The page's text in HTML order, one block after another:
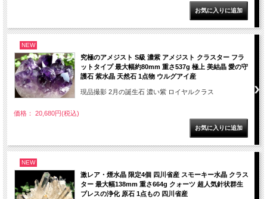
NEW
究極のアメジスト S級 濃紫 アメジスト クラスター フラ
ットタイプ 最大幅約80mm 重さ537g 極上 美結晶 愛の守
護石 紫水晶 天然石 1点物 ウルグアイ産
現品撮影 2月の誕生石 濃い紫 ロイヤルクラス
価格： 20,680円(税込)
NEW
激レア・煙水晶 限定4個 四川省産 スモーキー水晶 クラス
ター 最大幅138mm 重さ664g クォーツ 超人気針状群生
ブレスの浄化 原石 1点もの 四川省産